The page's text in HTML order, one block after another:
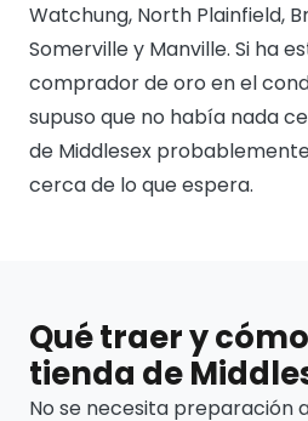
Watchung, North Plainfield,
Somerville y Manville. Si ha
comprador de oro en el
supuso que no había nada
de Middlesex
cerca de lo que espera.
Qué traer y
tienda de
No se necesita preparación